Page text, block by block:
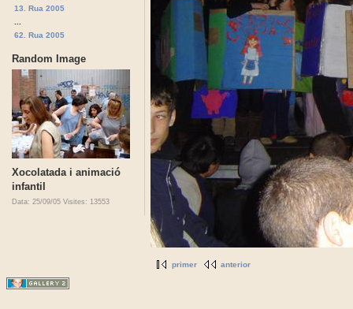
13. Rua 2005
62. Rua 2005
Random Image
Xocolatada i animació
infantil
Data: 25/09/05 Visites: 13553
primer anterior